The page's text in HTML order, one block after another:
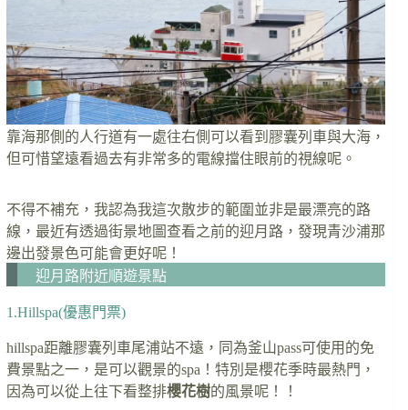
靠海那側的人行道有一處往右側可以看到膠囊列車與大海，
但可惜望遠看過去有非常多的電線擋住眼前的視線呢。
不得不補充，我認為我這次散步的範圍並非是最漂亮的路
線，最近有透過街景地圖查看之前的迎月路，發現青沙浦那
邊出發景色可能會更好呢！
迎月路附近順遊景點
1.Hillspa(優惠門票)
hillspa距離膠囊列車尾浦站不遠，同為釜山pass可使用的免
費景點之一，是可以觀景的spa！特別是櫻花季時最熱門，
因為可以從上往下看整排櫻花樹的風景呢！！